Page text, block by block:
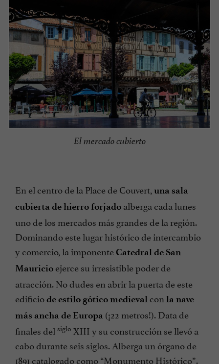
El mercado cubierto
En el centro de la Place de Couvert, una sala
cubierta de hierro forjado alberga cada lunes
uno de los mercados más grandes de la región.
Dominando este lugar histórico de intercambio
y comercio, la imponenteCatedral de San
Mauricio ejerce su irresistible poder de
atracción. No dudes en abrir la puerta de este
edificiode estilo gótico medieval con la nave
más ancha de Europa (¡22 metros!). Data de
finales del siglo XIII y su construcción se llevó a
cabo durante seis siglos. Alberga un órgano de
1891 catalogado como “Monumento Histórico”.